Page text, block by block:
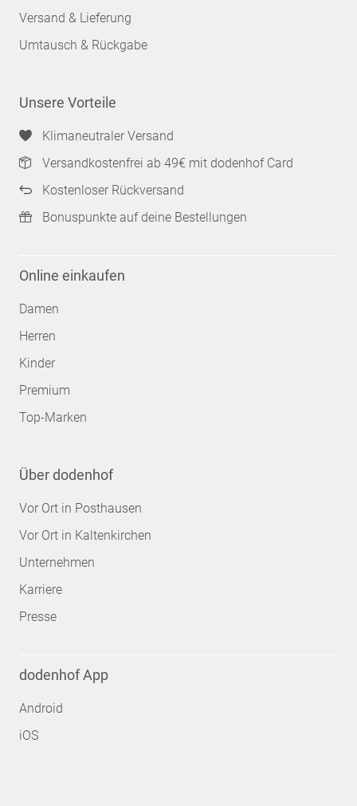
Versand & Lieferung
Umtausch & Rückgabe
Unsere Vorteile
Klimaneutraler Versand
Versandkostenfrei ab 49€ mit dodenhof Card
Kostenloser Rückversand
Bonuspunkte auf deine Bestellungen
Online einkaufen
Damen
Herren
Kinder
Premium
Top-Marken
Über dodenhof
Vor Ort in Posthausen
Vor Ort in Kaltenkirchen
Unternehmen
Karriere
Presse
dodenhof App
Android
iOS